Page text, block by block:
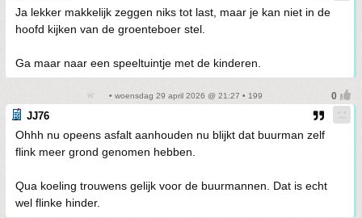
Ja lekker makkelijk zeggen niks tot last, maar je kan niet in de
hoofd kijken van de groenteboer stel.
Ga maar naar een speeltuintje met de kinderen.
• woensdag 29 april 2026 @ 21:27 • 199
JJ76
Ohhh nu opeens asfalt aanhouden nu blijkt dat buurman zelf
flink meer grond genomen hebben.
Qua koeling trouwens gelijk voor de buurmannen. Dat is echt
wel flinke hinder.